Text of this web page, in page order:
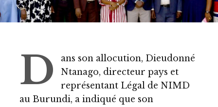
D
ans son allocution, Dieudonné
Ntanago, directeur pays et
représentant Légal de NIMD
au Burundi, a indiqué que son